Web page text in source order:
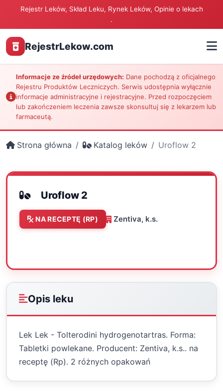
Rejestr Leków, Skład Leku, Rynek Leków, Opinie o lekach
.
RejestrLekow.com
Informacje ze źródeł urzędowych: Dane pochodzą z oficjalnego
Rejestru Produktów Leczniczych. Serwis udostępnia wyłącznie
informacje administracyjne i rejestracyjne. Przed rozpoczęciem
lub zakończeniem leczenia zawsze skonsultuj się z lekarzem lub
farmaceutą.
Strona główna Katalog leków Uroflow 2
Uroflow 2
NA RECEPTĘ (RP) Zentiva, k.s.
Opis leku
Lek Lek - Tolterodini hydrogenotartras. Forma:
Tabletki powlekane. Producent: Zentiva, k.s.. na
receptę (Rp). 2 różnych opakowań